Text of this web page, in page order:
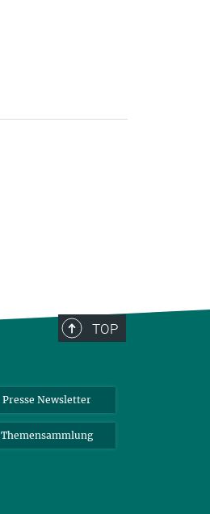
TOP
Presse Newsletter
Themensammlung